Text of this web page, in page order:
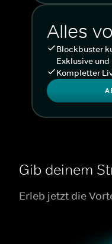
Alles
Blockbuster
Exklusive
Kompletter
Gib deinem
Erleb jetzt die